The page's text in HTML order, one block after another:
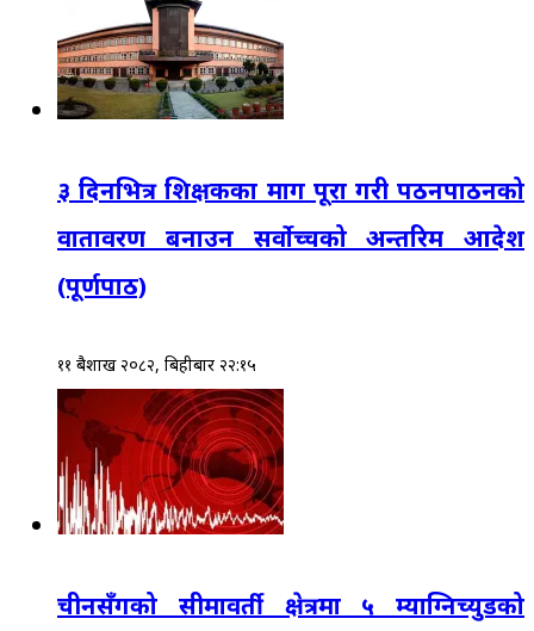
३ दिनभित्र शिक्षकका माग पूरा गरी पठनपाठनको
वातावरण बनाउन सर्वोच्चको अन्तरिम आदेश
(पूर्णपाठ)
११ बैशाख २०८२, बिहीबार २२:१५
चीनसँगको सीमावर्ती क्षेत्रमा ५ म्याग्निच्युडको